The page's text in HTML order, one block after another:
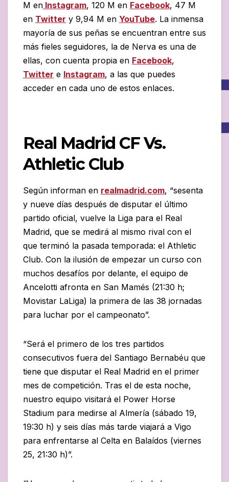
M en Instagram, 120 M en Facebook, 47 M
en Twitter y 9,94 M en YouTube. La inmensa
mayoría de sus peñas se encuentran entre sus
más fieles seguidores, la de Nerva es una de
ellas, con cuenta propia en Facebook,
Twitter e Instagram, a las que puedes
acceder en cada uno de estos enlaces.
Real Madrid CF Vs.
Athletic Club
Según informan en realmadrid.com, “sesenta
y nueve días después de disputar el último
partido oficial, vuelve la Liga para el Real
Madrid, que se medirá al mismo rival con el
que terminó la pasada temporada: el Athletic
Club. Con la ilusión de empezar un curso con
muchos desafíos por delante, el equipo de
Ancelotti afronta en San Mamés (21:30 h;
Movistar LaLiga) la primera de las 38 jornadas
para luchar por el campeonato”.
“Será el primero de los tres partidos
consecutivos fuera del Santiago Bernabéu que
tiene que disputar el Real Madrid en el primer
mes de competición. Tras el de esta noche,
nuestro equipo visitará el Power Horse
Stadium para medirse al Almería (sábado 19,
19:30 h) y seis días más tarde viajará a Vigo
para enfrentarse al Celta en Balaídos (viernes
25, 21:30 h)”.